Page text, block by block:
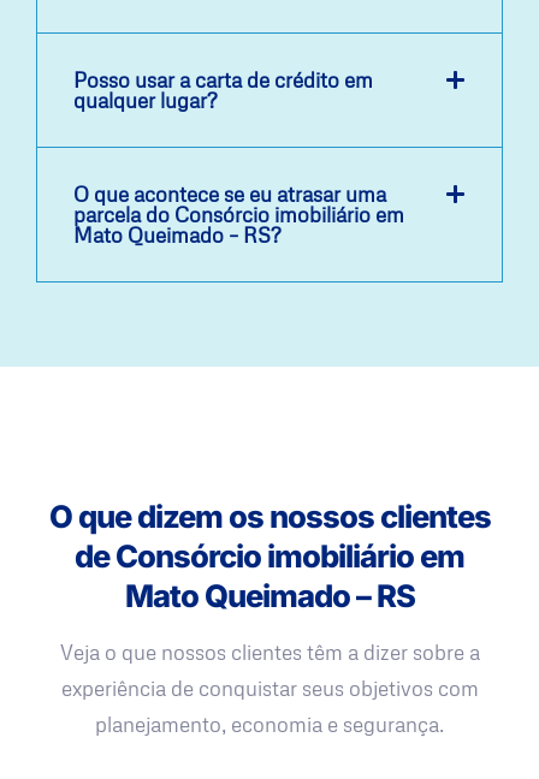
Posso usar a carta de crédito em
qualquer lugar?
O que acontece se eu atrasar uma
parcela do Consórcio imobiliário em
Mato Queimado – RS?
O que dizem os nossos clientes
de Consórcio imobiliário em
Mato Queimado – RS
Veja o que nossos clientes têm a dizer sobre a
experiência de conquistar seus objetivos com
planejamento, economia e segurança.